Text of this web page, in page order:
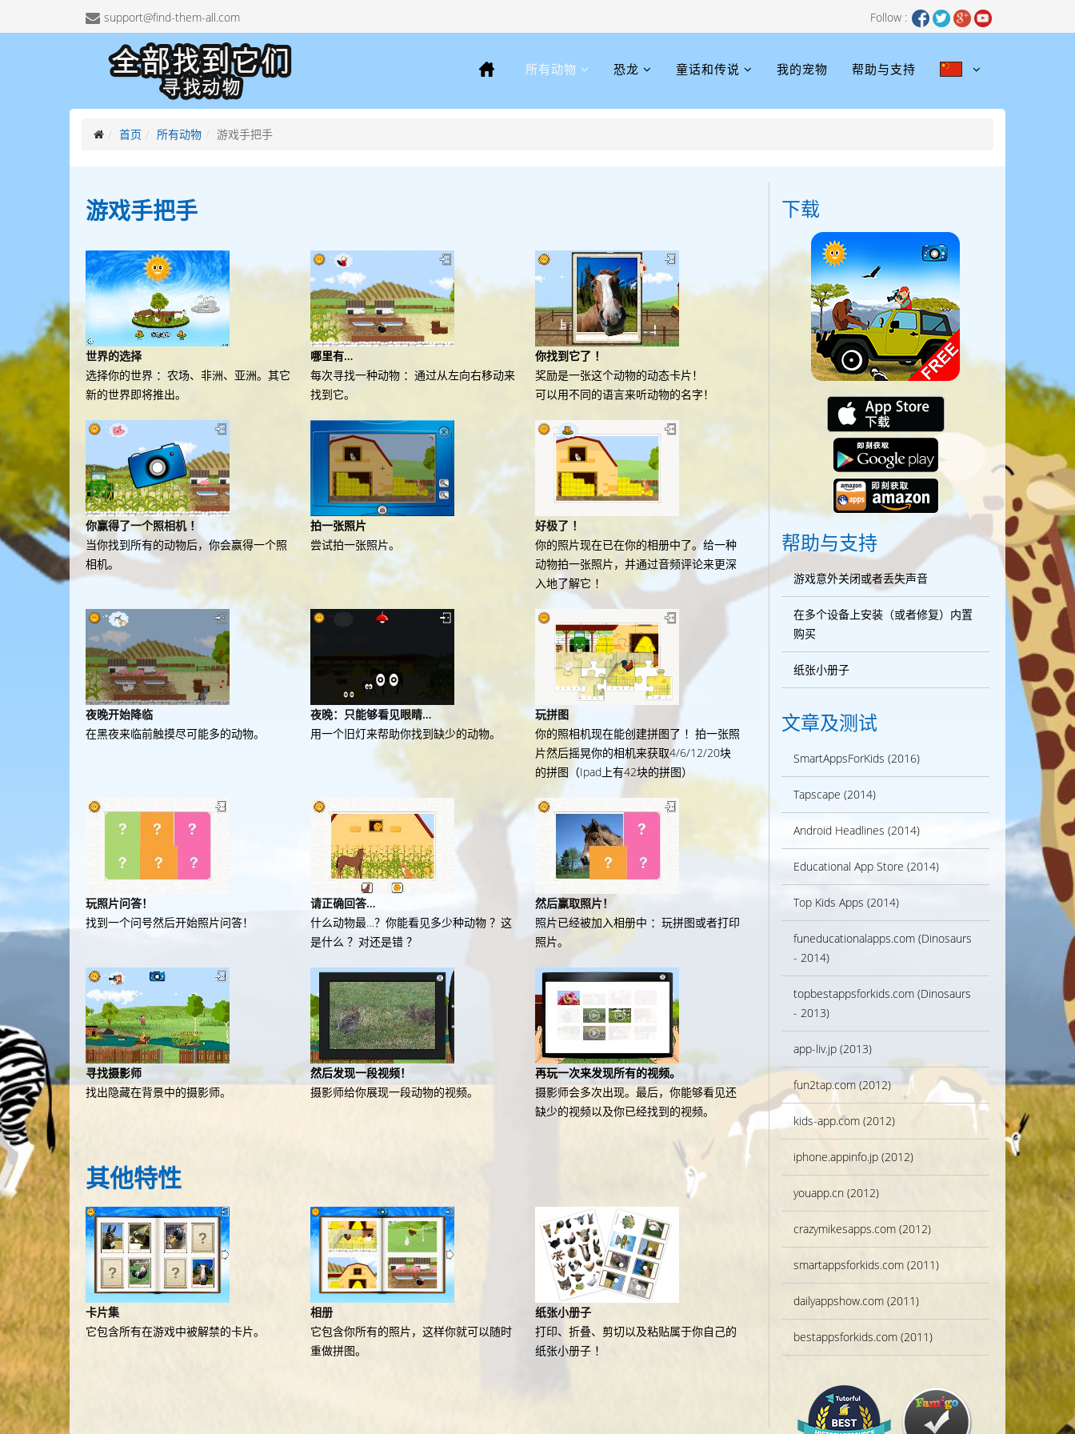
support@find-them-all.com Follow :
所有动物 恐龙 童话和传说 我的宠物 帮助与支持
首页 所有动物 游戏手把手
游戏手把手
世界的选择
选择你的世界 ：农场、非洲、亚洲。其它
新的世界即将推出。
哪里有…
每次寻找一种动物 ：通过从左向右移动来
找到它。
你找到它了 ！
奖励是一张这个动物的动态卡片！
可以用不同的语言来听动物的名字！
你赢得了一个照相机 ！
当你找到所有的动物后，你会赢得一个照
相机。
拍一张照片
尝试拍一张照片。
好极了 ！
你的照片现在已在你的相册中了。给一种
动物拍一张照片，并通过音频评论来更深
入地了解它 ！
夜晚开始降临
在黑夜来临前触摸尽可能多的动物。
夜晚：只能够看见眼睛…
用一个旧灯来帮助你找到缺少的动物。
玩拼图
你的照相机现在能创建拼图了 ！拍一张照
片然后摇晃你的相机来获取4/6/12/20块
的拼图（Ipad上有42块的拼图）
玩照片问答！
找到一个问号然后开始照片问答！
请正确回答…
什么动物最…？你能看见多少种动物 ？这
是什么 ？对还是错 ？
然后赢取照片！
照片已经被加入相册中 ：玩拼图或者打印
照片。
寻找摄影师
找出隐藏在背景中的摄影师。
然后发现一段视频！
摄影师给你展现一段动物的视频。
再玩一次来发现所有的视频。
摄影师会多次出现。最后，你能够看见还
缺少的视频以及你已经找到的视频。
其他特性
卡片集
它包含所有在游戏中被解禁的卡片。
相册
它包含你所有的照片，这样你就可以随时
重做拼图。
纸张小册子
打印、折叠、剪切以及粘贴属于你自己的
纸张小册子 ！
下载
帮助与支持
游戏意外关闭或者丢失声音
在多个设备上安装（或者修复）内置
购买
纸张小册子
文章及测试
SmartAppsForKids (2016)
Tapscape (2014)
Android Headlines (2014)
Educational App Store (2014)
Top Kids Apps (2014)
funeducationalapps.com (Dinosaurs
- 2014)
topbestappsforkids.com (Dinosaurs
- 2013)
app-liv.jp (2013)
fun2tap.com (2012)
kids-app.com (2012)
iphone.appinfo.jp (2012)
youapp.cn (2012)
crazymikesapps.com (2012)
smartappsforkids.com (2011)
dailyappshow.com (2011)
bestappsforkids.com (2011)